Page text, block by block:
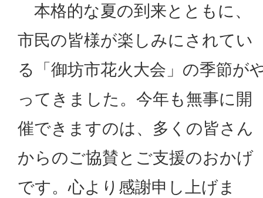
本格的な夏の到来とともに、
市民の皆様が楽しみにされてい
る「御坊市花火大会」の季節が
ってきました。今年も無事に開
催できますのは、多くの皆さん
からのご協賛とご支援のおかげ
です。心より感謝申し上げま